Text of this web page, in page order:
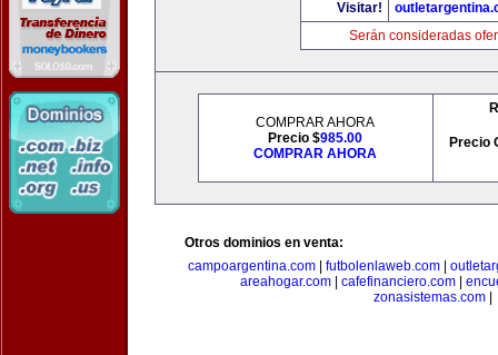
Visitar!
Serán consideradas
COMPRAR AHORA
Precio $985.00
COMPRAR AHORA
Precio
Otros dominios en venta:
campoargentina.com| futbolenlaweb.com|
areahogar.com| cafefinanciero.com|
zonasistemas.com|